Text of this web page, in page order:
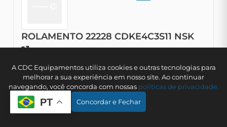
PT
ROLAMENTO 22228 CDKE4C3S11 NSK
Cod CDC: 19785 Marca: GERAL
A CDC Equipamentos utiliza cookies e outras tecnologias para
melhorar a sua experiência em nosso site. Ao continuar
navegando, você concorda com nossas polí­ticas de privacidade.
Concordar e Fechar